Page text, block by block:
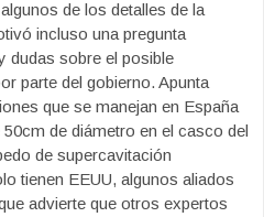
de los detalles de la
incluso una pregunta
dudas sobre el posible
parte del gobierno. Apunta
que se manejan en España
de diámetro en el casco del
de supercavitación
tienen EEUU, algunos aliados
advierte que otros expertos